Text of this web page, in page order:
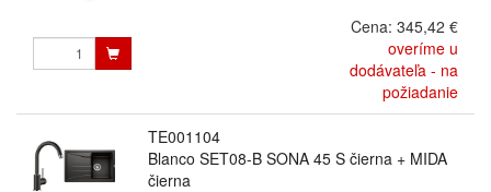
Cena: 345,42 €
overíme u
dodávateľa - na
požiadanie
TE001104
Blanco SET08-B SONA 45 S čierna + MIDA
čierna